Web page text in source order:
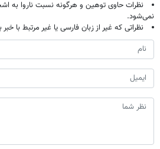
نظرات حاوی توهین و هرگونه نسبت ناروا به
نمی‌شود.
نظراتی که غیر از زبان فارسی یا غیر مرتبط با